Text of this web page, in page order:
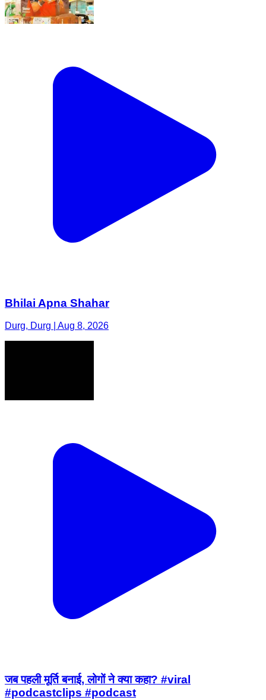
Bhilai Apna Shahar
Durg, Durg | Aug 8, 2026
जब पहली मूर्ति बनाई, लोगों ने क्या कहा? #viral
#podcastclips #podcast